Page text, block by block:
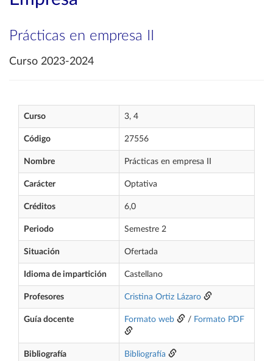
Prácticas en empresa II
Curso 2023-2024
Curso 3, 4
Código 27556
Nombre Prácticas en empresa II
Carácter Optativa
Créditos 6,0
Periodo Semestre 2
Situación Ofertada
Idioma de impartición Castellano
Profesores Cristina Ortiz Lázaro
Guía docente Formato web / Formato PDF
Bibliografía
Bibliografía